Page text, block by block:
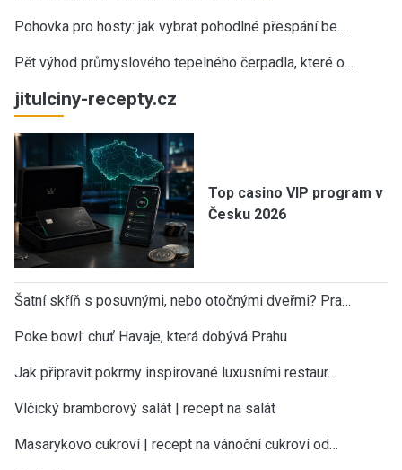
Pohovka pro hosty: jak vybrat pohodlné přespání be…
Pět výhod průmyslového tepelného čerpadla, které o…
jitulciny-recepty.cz
Top casino VIP program v
Česku 2026
Šatní skříň s posuvnými, nebo otočnými dveřmi? Pra…
Poke bowl: chuť Havaje, která dobývá Prahu
Jak připravit pokrmy inspirované luxusními restaur…
Vlčický bramborový salát | recept na salát
Masarykovo cukroví | recept na vánoční cukroví od…